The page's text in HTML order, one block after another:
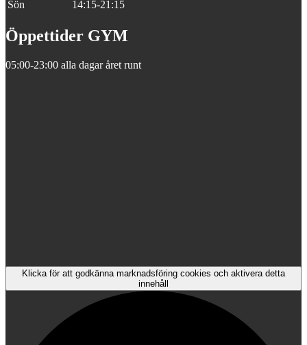
Sön
14:15-21:15
Öppettider GYM
05:00-23:00 alla dagar året runt
Klicka för att godkänna marknadsföring cookies och aktivera detta
innehåll